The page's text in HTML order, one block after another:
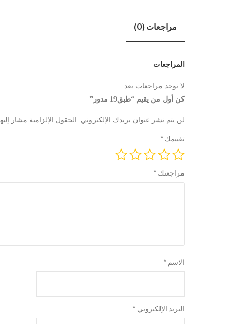
مراجعات (0)
المراجعات
لا توجد مراجعات بعد.
كن أول من يقيم “طبق19 مدور”
لن يتم نشر عنوان بريدك الإلكتروني. الحقول الإلزامية مشار
تقييمك *
مراجعتك *
الاسم *
البريد الإلكتروني *